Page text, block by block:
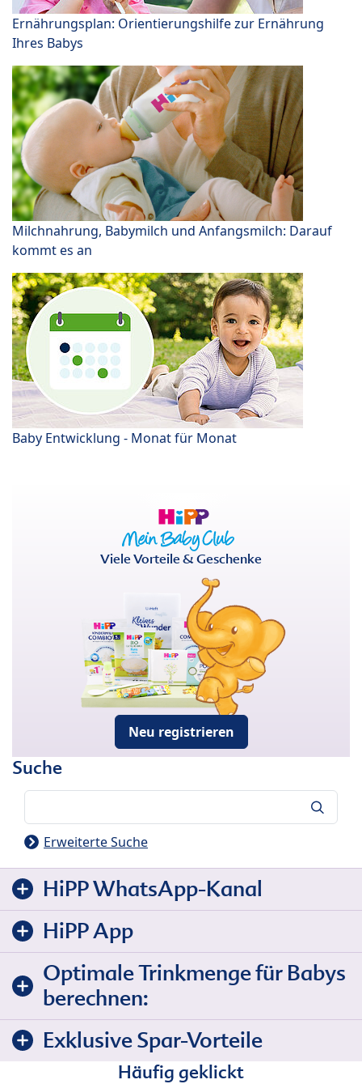
Ernährungsplan: Orientierungshilfe zur Ernährung
Ihres Babys
Milchnahrung, Babymilch und Anfangsmilch: Darauf
kommt es an
Baby Entwicklung - Monat für Monat
Viele Vorteile & Geschenke
Neu registrieren
Suche
Erweiterte Suche
HiPP WhatsApp-Kanal
HiPP App
Optimale Trinkmenge für Babys
berechnen:
Exklusive Spar-Vorteile
Häufig geklickt